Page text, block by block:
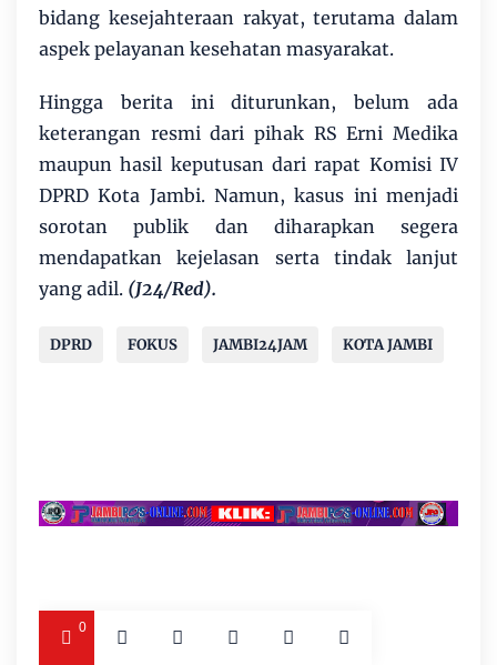
bidang kesejahteraan rakyat, terutama dalam
aspek pelayanan kesehatan masyarakat.
Hingga berita ini diturunkan, belum ada
keterangan resmi dari pihak RS Erni Medika
maupun hasil keputusan dari rapat Komisi IV
DPRD Kota Jambi. Namun, kasus ini menjadi
sorotan publik dan diharapkan segera
mendapatkan kejelasan serta tindak lanjut
yang adil. (J24/Red).
DPRD FOKUS JAMBI24JAM KOTA JAMBI
0